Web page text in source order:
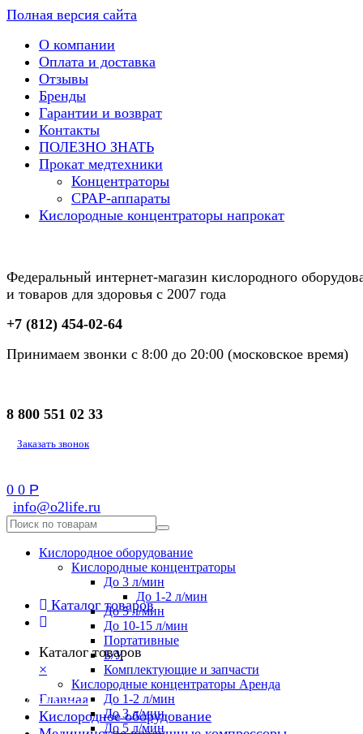
Полная версия сайта
О компании
Оплата и доставка
Отзывы
Бренды
Гарантии и возврат
Контакты
ПОЛЕЗНО ЗНАТЬ
Прокат медтехники
Концентраторы
CPAP-аппараты
Кислородные концентраторы напрокат
Федеральный интернет-магазин кислородного
и товаров для здоровья с 2007 года
+7 (812) 454-02-64
Принимаем звонки с 8:00 до 20:00 (московское время)
8 800 551 02 33
Заказать звонок
0 0 Р
info@o2life.ru
Кислородное оборудование
Кислородные концентраторы
До 3 л/мин
До 1-2 л/мин
До 5 л/мин
До 10-15 л/мин
Портативные
Б/У
Комплектующие и запчасти
Кислородные концентраторы Аренда
До 1-2 л/мин
До 3 л/мин
До 5 л/мин
Каталог товаров
Каталог товаров
×
8 800 551 02 33
Главная
Кислородное оборудование